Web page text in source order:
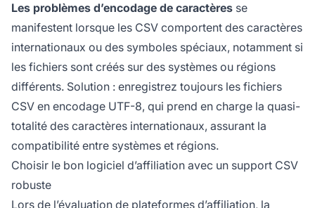
Les problèmes d’encodage de caractères se
manifestent lorsque les CSV comportent des caractères
internationaux ou des symboles spéciaux, notamment si
les fichiers sont créés sur des systèmes ou régions
différents. Solution : enregistrez toujours les fichiers
CSV en encodage UTF-8, qui prend en charge la quasi-
totalité des caractères internationaux, assurant la
compatibilité entre systèmes et régions.
Choisir le bon logiciel d’affiliation avec un support CSV
robuste
Lors de l’évaluation de plateformes d’affiliation, la